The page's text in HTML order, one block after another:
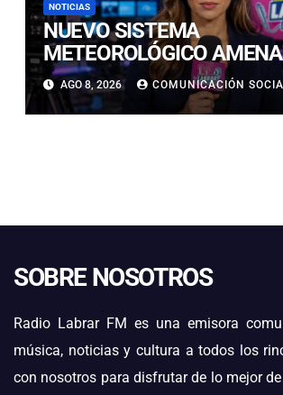
NOTICIAS
NUEVO SISTEMA
METEOROLÓGICO
LLUVIAS, NIEVE Y
ELÉCTRICAS EN ATACAMA
AGO 8, 2026 COMUNICACIÓN
SOBRE NOSOTROS
Radio Labrar FM es una emisora
música, noticias y cultura a todos los
con nosotros para disfrutar de lo mejor